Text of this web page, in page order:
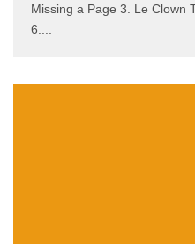
Missing a Page 3. Le Clown
6.